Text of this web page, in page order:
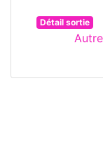
Détail sortie